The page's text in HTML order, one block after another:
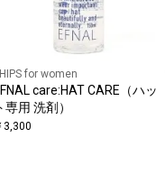
for women
care:HAT CARE（ハッ
専用 洗剤）
3,300